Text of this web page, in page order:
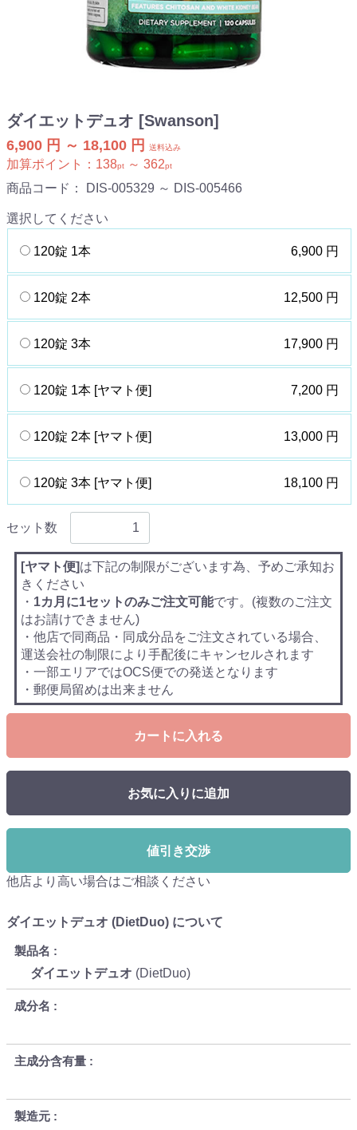
ダイエットデュオ [Swanson]
6,900 円 ～ 18,100 円 送料込み
加算ポイント： 138pt ～ 362pt
商品コード： DIS-005329 ～ DIS-005466
選択してください
120錠 1本 6,900 円
120錠 2本 12,500 円
120錠 3本 17,900 円
120錠 1本 [ヤマト便] 7,200 円
120錠 2本 [ヤマト便] 13,000 円
120錠 3本 [ヤマト便] 18,100 円
セット数
[ヤマト便]は下記の制限がございます為、予めご承知お
きください
・ 1カ月に1セットのみご注文可能です。(複数のご注文
はお請けできません)
・他店で同商品・同成分品をご注文されている場合、
運送会社の制限により手配後にキャンセルされます
・一部エリアではOCS便での発送となります
・郵便局留めは出来ません
カートに入れる
お気に入りに追加
値引き交渉
他店より高い場合はご相談ください
ダイエットデュオ (DietDuo) について
製品名
ダイエットデュオ (DietDuo)
成分名
主成分含有量
製造元